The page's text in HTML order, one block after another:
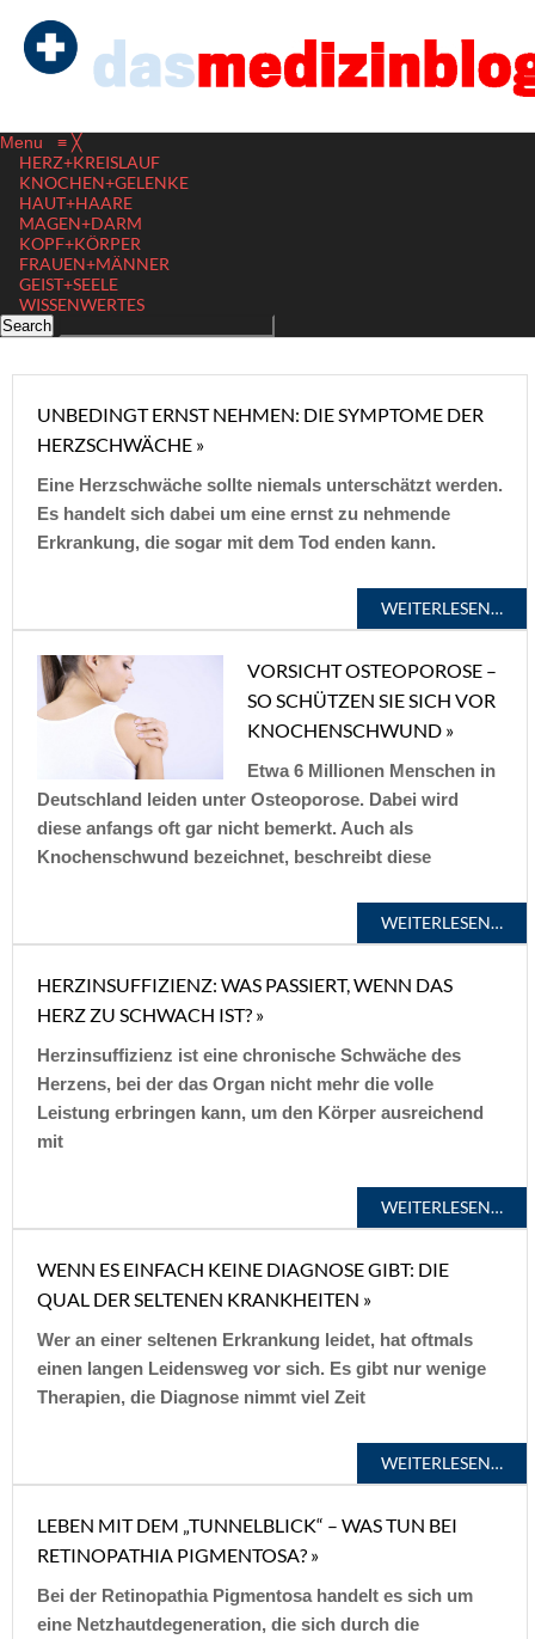
Menu ≡ ╳
HERZ+KREISLAUF
KNOCHEN+GELENKE
HAUT+HAARE
MAGEN+DARM
KOPF+KÖRPER
FRAUEN+MÄNNER
GEIST+SEELE
WISSENWERTES
UNBEDINGT ERNST NEHMEN: DIE SYMPTOME DER
HERZSCHWÄCHE »
Eine Herzschwäche sollte niemals unterschätzt werden.
Es handelt sich dabei um eine ernst zu nehmende
Erkrankung, die sogar mit dem Tod enden kann.
WEITERLESEN…
VORSICHT OSTEOPOROSE –
SO SCHÜTZEN SIE SICH VOR
KNOCHENSCHWUND »
Etwa 6 Millionen Menschen in
Deutschland leiden unter Osteoporose. Dabei wird
diese anfangs oft gar nicht bemerkt. Auch als
Knochenschwund bezeichnet, beschreibt diese
WEITERLESEN…
HERZINSUFFIZIENZ: WAS PASSIERT, WENN DAS
HERZ ZU SCHWACH IST? »
Herzinsuffizienz ist eine chronische Schwäche des
Herzens, bei der das Organ nicht mehr die volle
Leistung erbringen kann, um den Körper ausreichend
mit
WEITERLESEN…
WENN ES EINFACH KEINE DIAGNOSE GIBT: DIE
QUAL DER SELTENEN KRANKHEITEN »
Wer an einer seltenen Erkrankung leidet, hat oftmals
einen langen Leidensweg vor sich. Es gibt nur wenige
Therapien, die Diagnose nimmt viel Zeit
WEITERLESEN…
LEBEN MIT DEM „TUNNELBLICK“ – WAS TUN BEI
RETINOPATHIA PIGMENTOSA? »
Bei der Retinopathia Pigmentosa handelt es sich um
eine Netzhautdegeneration, die sich durch die